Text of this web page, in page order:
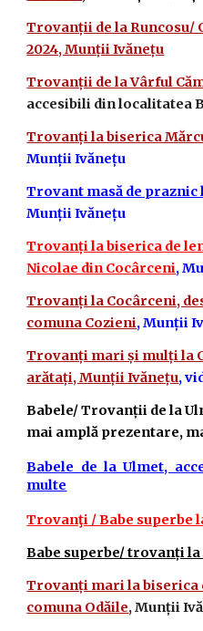
Trovanții de la Runcosu/
2024, Munții Ivănețu
Trovanții de la Vârful
accesibili din localitatea
Trovanți la biserica
Munții Ivănețu
Trovant masă de praznic
Munții Ivănețu
Trovanți la biserica de
Nicolae din Cocârceni,
Trovanți la Cocârceni,
comuna Cozieni, Munții
Trovanți mari și mulți la
arătați, Munții Ivănețu,
Babele/ Trovanții de la
mai amplă prezentare,
Babele de la Ulmet,
multe
Trovanţi / Babe superbe
Babe superbe/ trovanți
Trovanți mari la biserica
comuna Odăile, Munții